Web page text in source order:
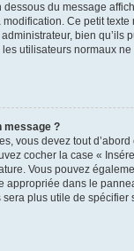
du message
Ce petit texte
bien qu’ils
utilisateurs normaux
message ?
vous devez tout
cocher la case «
Vous pouvez
dans le
plus utile de